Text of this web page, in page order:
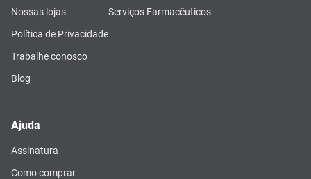
Nossas lojas
Política de Privacidade
Trabalhe conosco
Blog
Serviços Farmacêuticos
Ajuda
Assinatura
Como comprar